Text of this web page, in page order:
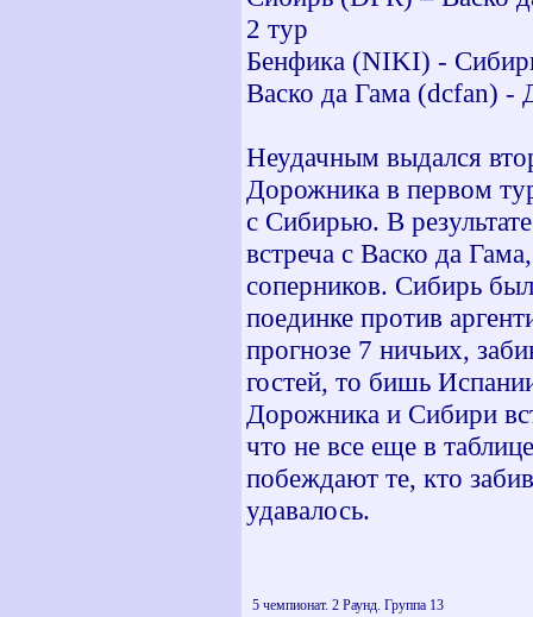
2 тур
Бенфика (NIKI) -
Васко да Гама (dcfan)
Неудачным выдался
Дорожника в первом
с Сибирью. В
встреча с Васко да
соперников. Сибирь
поединке против
прогнозе 7 ничьих,
гостей, то бишь
Дорожника и Сибири
что не все еще в
побеждают те, кто
удавалось.
5 чемпионат. 2 Раунд. Группа 13